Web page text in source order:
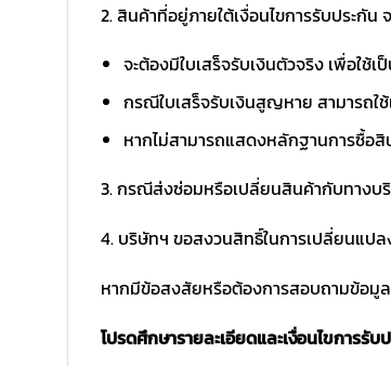
2. สินค้าที่อยู่ภายใต้เงื่อนไขการรับประกั
จะต้องมีใบเสร็จรับเงินตัวจริง เพื่อใช้
กรณีใบเสร็จรับเงินสูญหาย สามารถใ
หากไม่สามารถแสดงหลักฐานการซื้อ
3. กรณีส่งซ่อมหรือเปลี่ยนสินค้ากับทาง
4. บริษัทฯ ขอสงวนสิทธิ์ในการเปลี่ยนแปล
หากมีข้อสงสัยหรือต้องการสอบถามข้อมูล
โปรดศึกษารายละเอียดและเงื่อนไขการรั